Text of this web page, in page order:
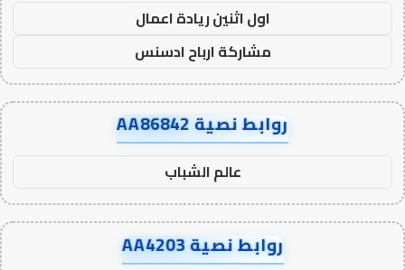
اول اثنين ريادة اعمال
مشاركة ارباح ادسنس
روابط نصية AA86842
عالم الشباب
روابط نصية AA4203